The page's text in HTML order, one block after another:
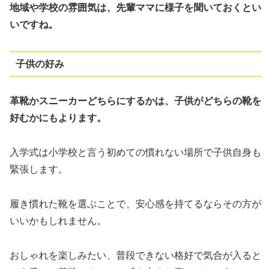
地域や学校の雰囲気は、先輩ママに様子を聞いておくとい
いですね。
子供の好み
革靴かスニーカーどちらにするかは、子供がどちらの靴を
好むかにもよります。
入学式は小学校と言う初めての慣れない場所で子供自身も
緊張します。
履き慣れた靴を選ぶことで、安心感を持てるならその方が
いいかもしれません。
おしゃれを楽しみたい、普段できない格好で気合が入ると